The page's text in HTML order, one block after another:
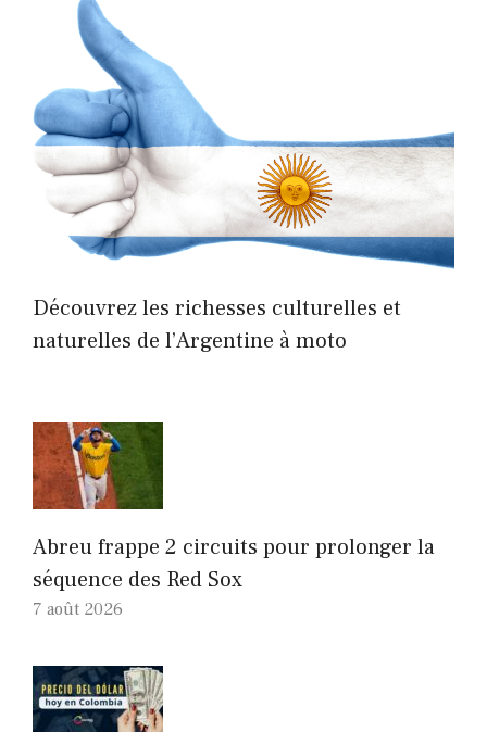
Découvrez les richesses culturelles et
naturelles de l’Argentine à moto
Abreu frappe 2 circuits pour prolonger la
séquence des Red Sox
7 août 2026